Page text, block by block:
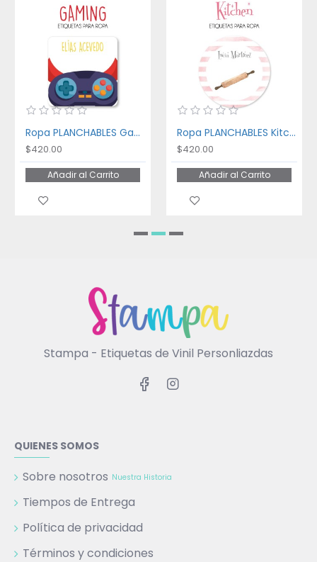
Ropa PLANCHABLES Gaming
$420.00
Añadir al Carrito
Ropa PLANCHABLES Kitchen
$420.00
Añadir al Carrito
Stampa - Etiquetas de Vinil Personliazdas
QUIENES SOMOS
Sobre nosotros Nuestra Historia
Tiempos de Entrega
Política de privacidad
Términos y condiciones